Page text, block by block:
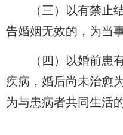
（三）以有禁止结
告婚姻无效的，为当
（四）以婚前患有
疾病，婚后尚未治愈
为与患病者共同生活